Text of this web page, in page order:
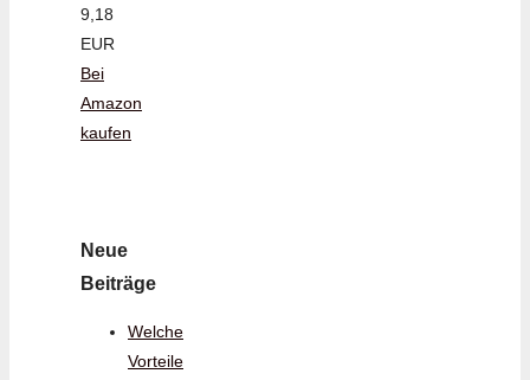
9,18
EUR
Bei
Amazon
kaufen
Neue
Beiträge
Welche
Vorteile